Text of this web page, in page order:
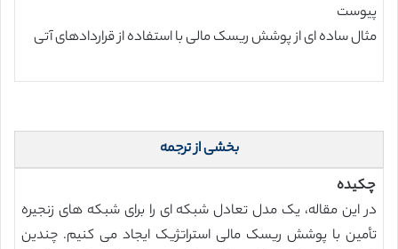
پیوست
مثال ساده ای از پوشش ریسک مالی با استفاده از قراردادهای آتی
بخشی از ترجمه
چکیده
در این مقاله، یک مدل تعادل شبکه ای را برای شبکه های زنجیره
تأمین با پوشش ریسک مالی استراتژیک ایجاد می کنیم. چندین